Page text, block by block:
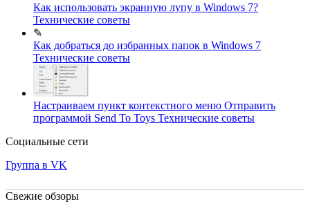
Как использовать экранную лупу в Windows 7?
Технические советы
✎
Как добраться до избранных папок в Windows 7
Технические советы
Настраиваем пункт контекстного меню Отправить
программой Send To Toys Технические советы
Социальные сети
Группа в VK
Свежие обзоры